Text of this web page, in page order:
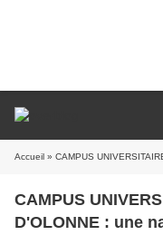
Accueil » CAMPUS UNIVERSITAIRE
CAMPUS
D'OLONNE : une